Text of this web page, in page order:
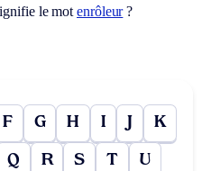
le motenrôleur?
F G H I J K
Q R S T U